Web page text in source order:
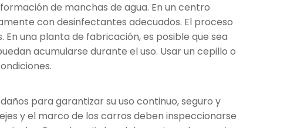
de manchas de agua. En un centro
con desinfectantes adecuados. El proceso
una planta de fabricación, es posible que sea
acumularse durante el uso. Usar un cepillo o
para garantizar su uso continuo, seguro y
y el marco de los carros deben inspeccionarse